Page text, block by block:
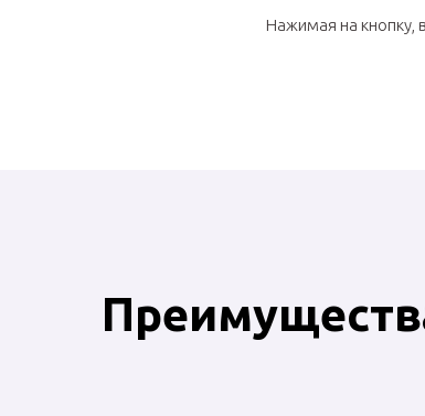
Нажимая на кнопку,